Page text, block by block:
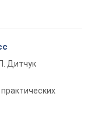
Дитчук